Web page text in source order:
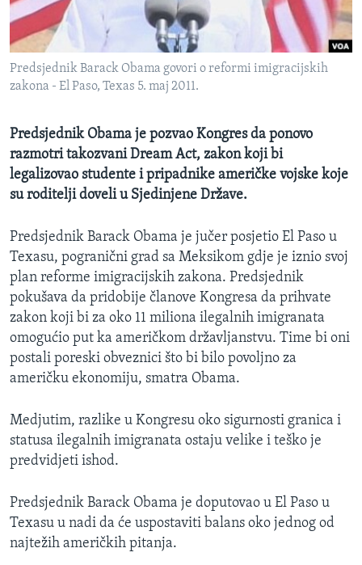
MAGAZIN
O GLASU AMERIKE
Learning English
PRATITE NAS
Predsjednik Barack Obama govori o reformi imigracijskih
zakona - El Paso, Texas 5. maj 2011.
Predsjednik Obama je pozvao Kongres da ponovo
razmotri takozvani Dream Act, zakon koji bi
legalizovao studente i pripadnike američke vojske koje
su roditelji doveli u Sjedinjene Države.
Predsjednik Barack Obama je jučer posjetio El Paso u
Texasu, pogranični grad sa Meksikom gdje je iznio svoj
plan reforme imigracijskih zakona. Predsjednik
pokušava da pridobije članove Kongresa da prihvate
zakon koji bi za oko 11 miliona ilegalnih imigranata
omogućio put ka američkom državljanstvu. Time bi oni
postali poreski obveznici što bi bilo povoljno za
američku ekonomiju, smatra Obama.
Medjutim, razlike u Kongresu oko sigurnosti granica i
statusa ilegalnih imigranata ostaju velike i teško je
predvidjeti ishod.
Predsjednik Barack Obama je doputovao u El Paso u
Texasu u nadi da će uspostaviti balans oko jednog od
najtežih američkih pitanja.